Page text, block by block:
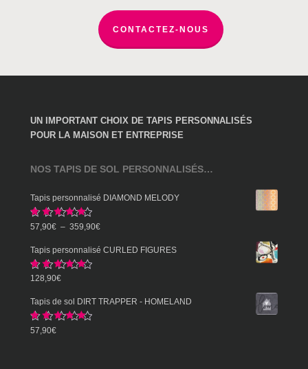
CONTACTEZ-NOUS
UN IMPORTANT CHOIX DE TAPIS PERSONNALISÉS
POUR LA MAISON ET ENTREPRISE
NOS TAPIS DE SOL PERSONNALISÉS…
Tapis personnalisé DIAMOND MELODY
Note 5.00
sur 5
57,90€ – 359,90€Plage
à
Tapis personnalisé CURLED FIGURES
Note
sur 5
128,90€
Tapis de sol DIRT TRAPPER - HOMELAND
Note
sur 5
57,90€